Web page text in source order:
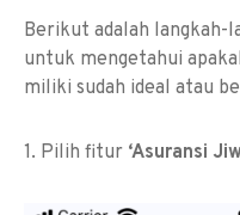
Berikut adalah langkah-
untuk mengetahui
miliki sudah ideal atau
1. Pilih fitur ‘Asuransi